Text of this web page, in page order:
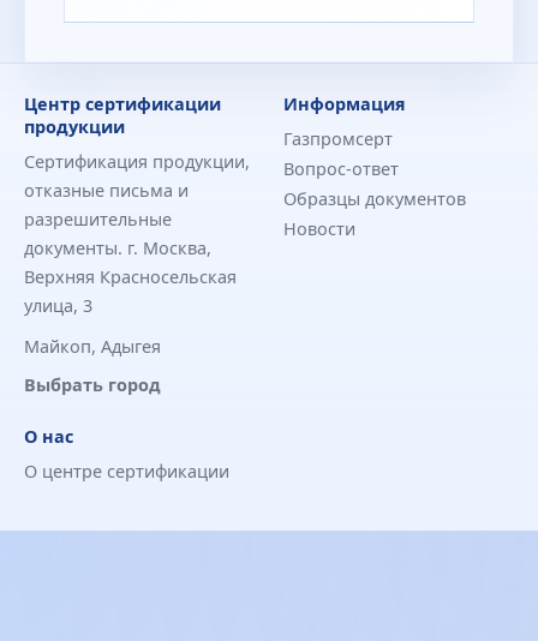
Центр сертификации
продукции
Сертификация продукции,
отказные письма и
разрешительные
документы. г. Москва,
Верхняя Красносельская
улица, 3
Майкоп, Адыгея
Выбрать город
Информация
Газпромсерт
Вопрос-ответ
Образцы документов
Новости
О нас
О центре сертификации